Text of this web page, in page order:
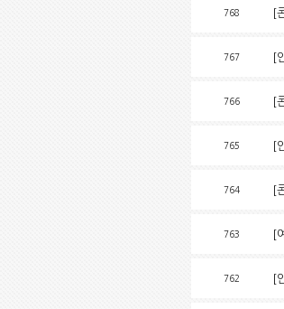
768 [
767 [
766 [
765 [
764 [
763 [
762 [